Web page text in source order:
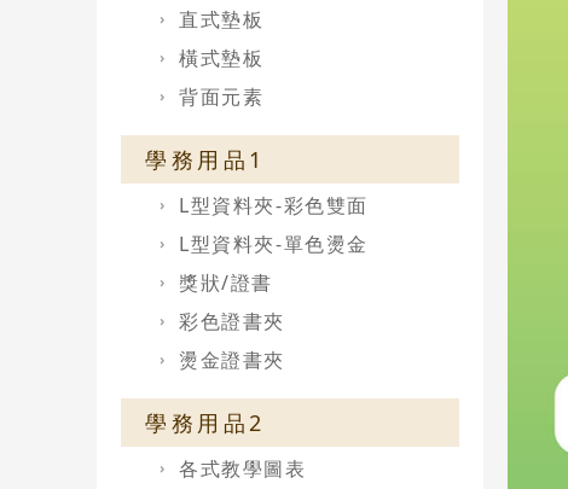
直式墊板
橫式墊板
背面元素
學務用品1
L型資料夾-彩色雙面
L型資料夾-單色燙金
獎狀/證書
彩色證書夾
燙金證書夾
學務用品2
各式教學圖表